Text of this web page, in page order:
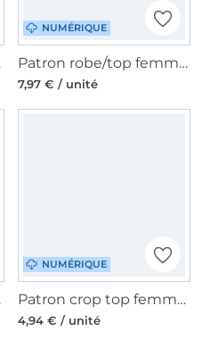
NUMÉRIQUE
Patron robe/top femme pdf Emil Sewingmachina, en allemand et anglais
7,97 € / unité
NUMÉRIQUE
Patron crop top femme pdf Emily Moreauthentic, en allemand
4,94 € / unité